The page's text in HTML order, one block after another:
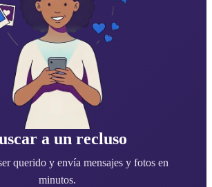
a un recluso
querido y envía mensajes y fotos en
minutos.